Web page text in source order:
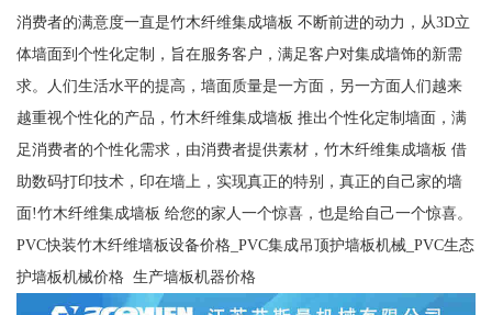
消费者的满意度一直是竹木纤维集成墙板 不断前进的动力，从3D立
体墙面到个性化定制，旨在服务客户，满足客户对集成墙饰的新需
求。人们生活水平的提高，墙面质量是一方面，另一方面人们越来
越重视个性化的产品，竹木纤维集成墙板 推出个性化定制墙面，满
足消费者的个性化需求，由消费者提供素材，竹木纤维集成墙板 借
助数码打印技术，印在墙上，实现真正的特别，真正的自己家的墙
面!竹木纤维集成墙板 给您的家人一个惊喜，也是给自己一个惊喜。
PVC快装竹木纤维墙板设备价格_PVC集成吊顶护墙板机械_PVC生态
护墙板机械价格 生产墙板机器价格